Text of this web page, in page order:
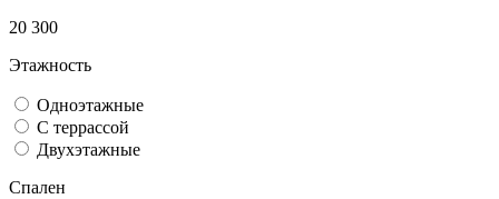
20 300
Этажность
Одноэтажные
С террассой
Двухэтажные
Спален